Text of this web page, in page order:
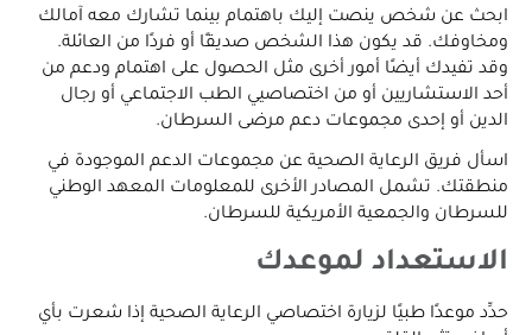
ابحث عن شخص ينصت إليك باهتمام بينما تشارك معه آمالك
ومخاوفك. قد يكون هذا الشخص صديقًا أو فردًا من العائلة.
وقد تفيدك أيضًا أمور أخرى مثل الحصول على اهتمام ودعم من
أحد الاستشاريين أو من اختصاصيي الطب الاجتماعي أو رجال
الدين أو إحدى مجموعات دعم مرضى السرطان.
اسأل فريق الرعاية الصحية عن مجموعات الدعم الموجودة في
منطقتك. تشمل المصادر الأخرى للمعلومات المعهد الوطني
للسرطان والجمعية الأمريكية للسرطان.
الاستعداد لموعدك
حدِّد موعدًا طبيًا لزيارة اختصاصي الرعاية الصحية إذا شعرت بأي